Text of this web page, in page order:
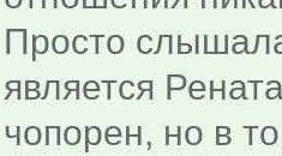
Просто
является
чопорен, но в